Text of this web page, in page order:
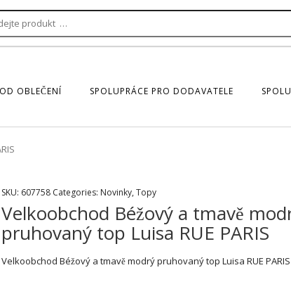
OBLEČENÍ SPOLUPRÁCE PRO DODAVATELE
SKU: 607758 Categories: Novinky, Topy
Velkoobchod Béžový a tmavě
pruhovaný top Luisa RUE PARIS
Velkoobchod Béžový a tmavě modrý pruhovaný top Luisa RUE PARIS